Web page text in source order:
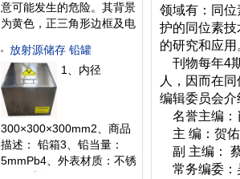
意可能发生的危险。其背景
为黄色，正三角形边框及电
色，“当心电离辐射”用黑色
粗等线体字。标牌的尺寸、
形状和颜色及文字描述严格
按《GB 18871-200
放射源储存 铅罐
1、内径
300×300×300mm2、商品
描述： 铅箱3、铅当量：
5mmPb4、外表材质：不锈
领域有：同
护的同位素
的研究和应用
刊物每年4
人，因而在
编辑委员会
名誉主编：
主 编：贺
副 主编：
常务编委：